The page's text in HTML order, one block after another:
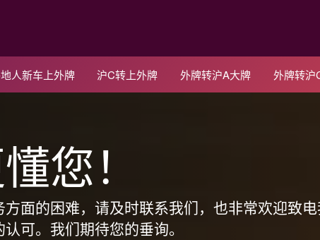
人新车上外牌 沪C转上外牌 外牌转沪A大牌 外牌转沪
您！
面的困难，请及时联系我们，也非常欢迎致电
可。我们期待您的垂询。